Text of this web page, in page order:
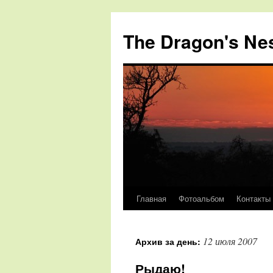
The Dragon's
Перейти
содержимому
Главная Фотоальбом Контакты
Архив за день: 12 июля 2007
Рыдаю!